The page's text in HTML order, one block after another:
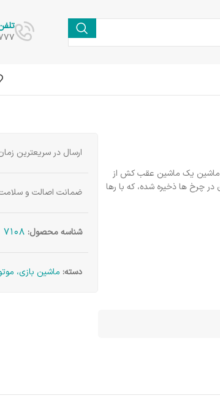
ماشین یک ماشین عقب کش از
چرخ ها ذخیره شده، که با رها
ارسال در سریعترین
ضمانت اصالت و سلامت
شناسه محصول: 7108
دسته: ماشین بازی،